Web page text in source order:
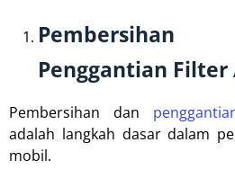
Penggantian Filter
Pembersihan dan
adalah langkah dasar dalam
mobil.